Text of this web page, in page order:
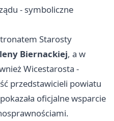
- symboliczne
Starosty
Biernackiej, a w
Wicestarosta -
przedstawicieli powiatu
oficjalne wsparcie